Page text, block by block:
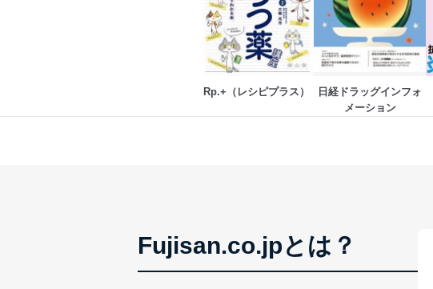
システムを使用する従業者を識別・
外部からの不正アクセス等の防止
個人データを取り扱う機器等のオペ
個人データを取り扱う機器等にセキ
としています。
苦情及び相談受付け窓口
日経ドラッグインフォ
メーション
Fujisan.co.jpとは？